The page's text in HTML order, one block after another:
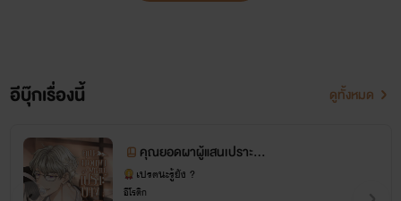
อีบุ๊กเรื่องนี้ ดูทั้งหมด
คุณยอดผาผู้แสนเปราะบา
ง(?) 25+++
เปรตนะรู้ยัง ?
อีโรติก